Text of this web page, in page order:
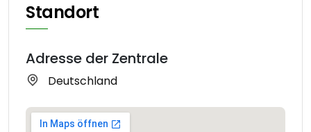
Standort
Adresse der Zentrale
Deutschland